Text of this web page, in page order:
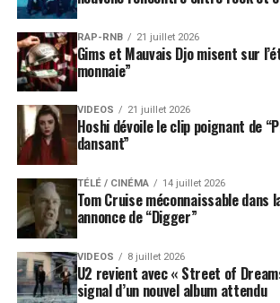
RAP-RNB 21 juillet 2026
Gims et Mauvais Djo misent sur
monnaie”
VIDEOS 21 juillet 2026
Hoshi dévoile le clip poignant de
dansant”
TÉLÉ / CINÉMA 14 juillet 2026
Tom Cruise méconnaissable dans
annonce de “Digger”
VIDEOS 8 juillet 2026
U2 revient avec « Street of
signal d’un nouvel album attendu